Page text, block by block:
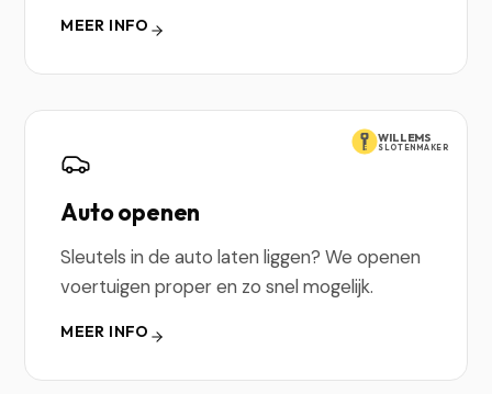
MEER INFO
WILLEMS
SLOTENMAKER
Auto openen
Sleutels in de auto laten liggen? We openen
voertuigen proper en zo snel mogelijk.
MEER INFO